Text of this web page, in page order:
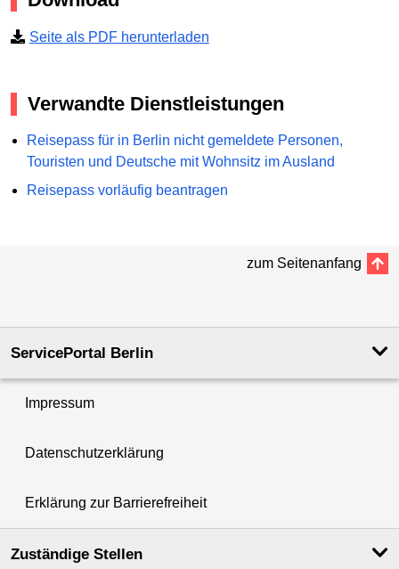
Seite als PDF herunterladen
Verwandte Dienstleistungen
Reisepass für in Berlin nicht gemeldete Personen,
Touristen und Deutsche mit Wohnsitz im Ausland
Reisepass vorläufig beantragen
zum Seitenanfang
ServicePortal Berlin
Impressum
Datenschutzerklärung
Erklärung zur Barrierefreiheit
Zuständige Stellen